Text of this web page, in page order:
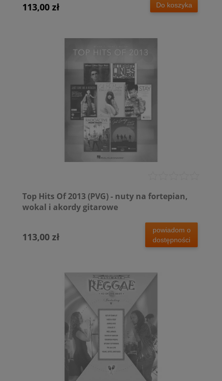
113,00 zł Do koszyka
Top Hits Of 2013 (PVG) - nuty na fortepian,
wokal i akordy gitarowe
113,00 zł
powiadom o
dostępności